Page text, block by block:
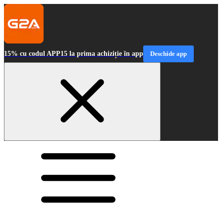
15% cu codul APP15 la prima achiziție în app Deschide app